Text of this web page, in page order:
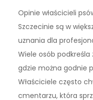
Opinie właścicieli
Szczecinie są w
uznania dla
Wiele osób
gdzie można godnie
Właściciele często
cmentarzu, która